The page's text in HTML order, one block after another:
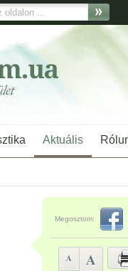
Aktuális
Megosztom:
A A